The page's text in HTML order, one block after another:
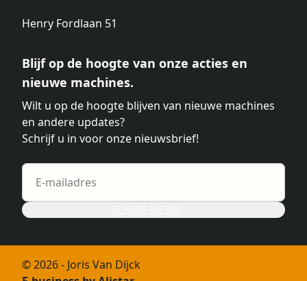
Henry Fordlaan 51
Blijf op de hoogte van onze acties en
nieuwe machines.
Wilt u op de hoogte blijven van nieuwe machines
en andere updates?
Schrijf u in voor onze nieuwsbrief!
© 2026 - Joris Van Dijck